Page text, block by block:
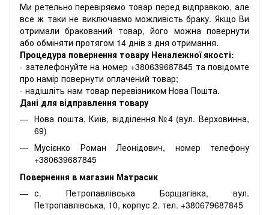
Ми ретельно перевіряємо товар перед відправкою, але
все ж таки не виключаємо можливість браку. Якщо Ви
отримали бракований товар, його можна повернути
або обміняти протягом 14 днів з дня отримання.
Процедура повернення товару Неналежної якості:
- зателефонуйте на номер +380639687845 та повідомте
про намір повернути оплачений товар;
- надішліть нам товар перевізником Нова Пошта.
Дані для відправлення товару
Нова пошта, Київ, відділення №4 (вул. Верховинна,
69)
Мусієнко Роман Леонідович, номер телефону
+380639687845
Повернення в магазин Матрасик
с. Петропавлівська Борщагівка, вул.
Петропавлівська, 10, корпус 2. тел. +380679687845